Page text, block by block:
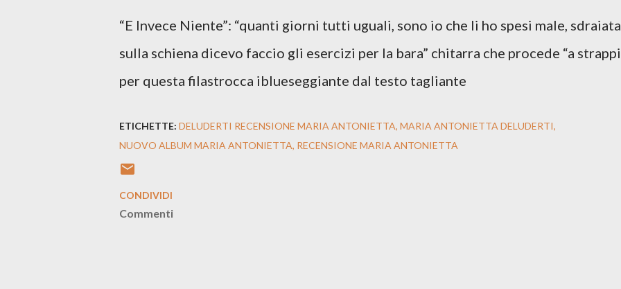
“E Invece Niente”: “quanti giorni tutti uguali, sono io che li ho spesi male, sdraiata
sulla schiena dicevo faccio gli esercizi per la bara” chitarra che procede “a
per questa filastrocca iblueseggiante dal testo tagliante
ETICHETTE: DELUDERTI RECENSIONE MARIA ANTONIETTA MARIA ANTONIETTA DELUDERTI
NUOVO ALBUM MARIA ANTONIETTA RECENSIONE MARIA ANTONIETTA
CONDIVIDI
Commenti